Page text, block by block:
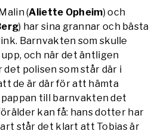
(Aliette Opheim) och
) har sina grannar och bästa
Barnvakten som skulle
och när det äntligen
polisen som står där i
de är där för att hämta
till barnvakten det
kan få: hans dotter har
står det klart att Tobias är